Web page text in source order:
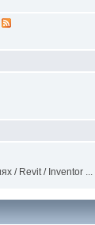
/ Revit / Inventor ...